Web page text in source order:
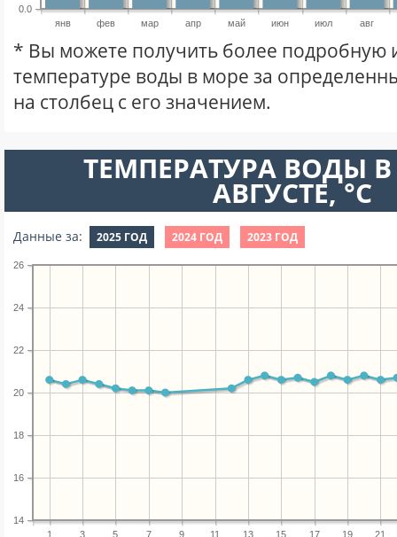
янв фев мар апр май июн июл авг
0.0
* Вы можете получить более
температуре воды в море за
на столбец с его значением.
ТЕМПЕРАТУРА ВОДЫ
АВГУСТЕ, °C
Данные за: 2025 ГОД 2024 ГОД 2023 ГОД
1 3 5 7 9 11 13 15 17 19 21
14
16
18
20
22
24
26